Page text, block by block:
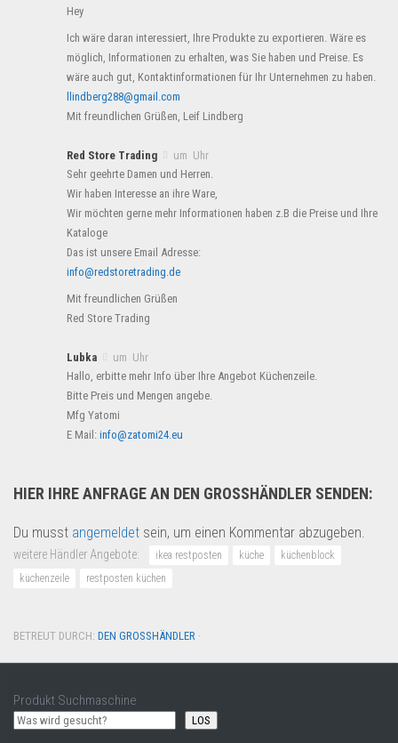
Hey
Ich wäre daran interessiert, Ihre Produkte zu exportieren. Wäre es
möglich, Informationen zu erhalten, was Sie haben und Preise. Es
wäre auch gut, Kontaktinformationen für Ihr Unternehmen zu haben.
llindberg288@gmail.com
Mit freundlichen Grüßen, Leif Lindberg
Red Store Trading
um Uhr
Sehr geehrte Damen und Herren.
Wir haben Interesse an ihre Ware,
Wir möchten gerne mehr Informationen haben z.B die Preise und Ihre
Kataloge
Das ist unsere Email Adresse:
info@redstoretrading.de
Mit freundlichen Grüßen
Red Store Trading
Lubka
um Uhr
Hallo, erbitte mehr Info über Ihre Angebot Küchenzeile.
Bitte Preis und Mengen angebe.
Mfg Yatomi
E Mail: info@zatomi24.eu
HIER IHRE ANFRAGE AN DEN GROSSHÄNDLER SENDEN:
Du musst angemeldet sein, um einen Kommentar abzugeben.
weitere Händler Angebote: ikea restposten küche
küchenblock
küchenzeile
restposten küchen
BETREUT DURCH: DEN GROSSHÄNDLER ·
Produkt Suchmaschine
LOS